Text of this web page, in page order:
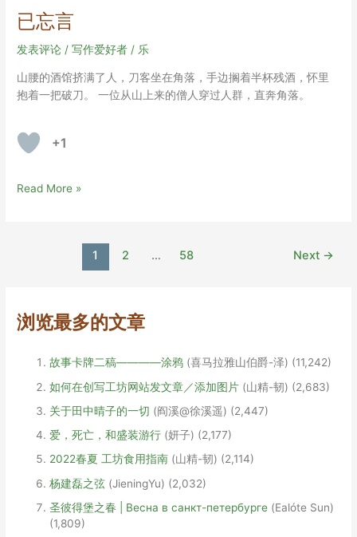
楼
W304。
已忘言
发表评论 /写作爱好者 / 乐
山腰的酒馆挤满了人，刀客坐在角落，手边搁着半杯残酒，怀里
抱着一把破刀。 一位从山上来的僧人穿过人群，直奔角落。
+1
已
Read More »
1 2 … 58 Next →
浏览最多的文章
故事卡牌二稿————涂鸦 (喜马拉雅山伯爵-泽) (11,242)
如何在创写工坊网站发文章／添加图片 (山精-韧) (2,683)
关于田中晴子的一切 (阎溪@徐溪遥) (2,447)
爱，死亡，和盛装游行 (妍子) (2,177)
2022春夏 工坊食用指南 (山精-韧) (2,114)
杨建磊之弦 (JieningYu) (2,032)
圣彼得堡之春 | Весна в санкт-петербурге (Ealóte Sun)
(1,809)